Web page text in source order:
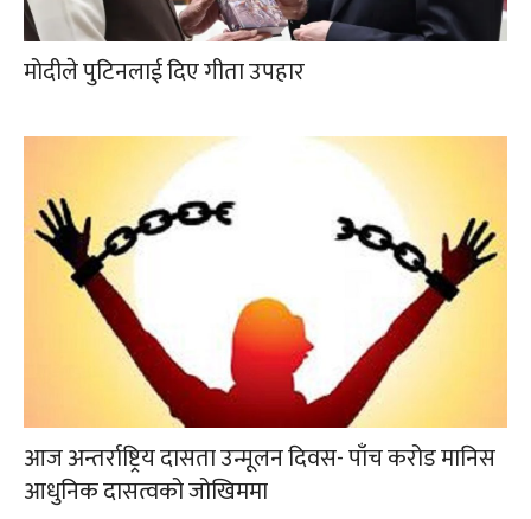
मोदीले पुटिनलाई दिए गीता उपहार
आज अन्तर्राष्ट्रिय दासता उन्मूलन दिवस- पाँच करोड मानिस
आधुनिक दासत्वको जोखिममा